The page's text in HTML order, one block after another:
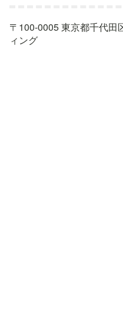
〒100-0005 東京都千代田
ィング